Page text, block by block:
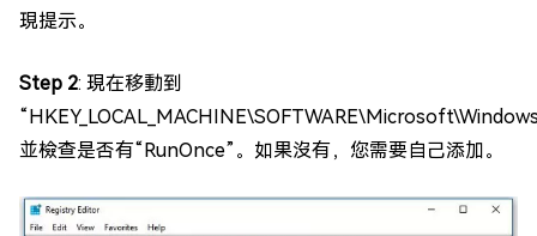
現提示。
Step 2: 現在移動到
並檢查是否有“RunOnce”。如果沒有，您需要自己添加。